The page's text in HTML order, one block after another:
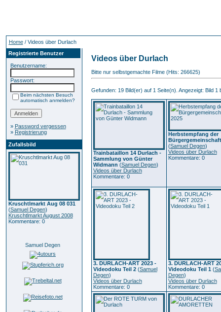
Home/ Videos über Durlach
Registrierte Benutzer
Benutzername:
Passwort:
Beim nächsten Besuch
automatisch anmelden?
» Password vergessen
» Registrierung
Zufallsbild
Kruschtlmarkt Aug 08 031
(Samuel Degen)
Kruschtlmarkt August 2008
Kommentare: 0
Samuel Degen
Videos über Durlach
Bitte nur selbstgemachte Filme (Hits: 266625)
Gefunden: 19 Bild(er) auf 1 Seite(n). Angezeigt: Bild 1
Trainbataillon 14 Durlach -
Sammlung von Günter
Widmann (Samuel Degen)
Videos über Durlach
Kommentare: 0
Herbstempfang der
(Samuel Degen)
Videos über Durlach
Kommentare: 0
3. DURLACH-ART 2023 -
Videodoku Teil 2(Samuel
Degen)
Videos über Durlach
Kommentare: 0
3. DURLACH-ART
Videodoku Teil 1(
Degen)
Videos über Durlach
Kommentare: 0